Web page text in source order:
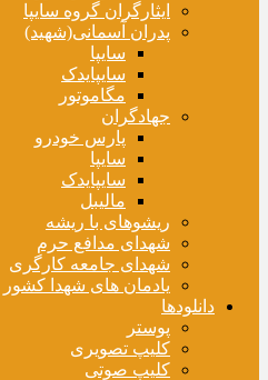
ایثارگران گروه سایپا
پدران آسمانی(شهید)
سایپا
سایپایدک
مگاموتور
جهادگران
پارس خودرو
سایپا
سایپایدک
مالیبل
ریشوهای با ریشه
شهدای مدافع حرم
شهدای جامعه کارگری
یادمان های شهدا کشور
دانلودها
پوستر
کلیپ تصویری
کلیپ صوتی